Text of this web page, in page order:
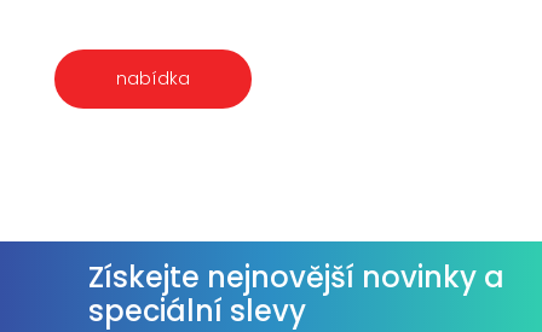
nabídka
Získejte nejnovější novinky a
speciální slevy